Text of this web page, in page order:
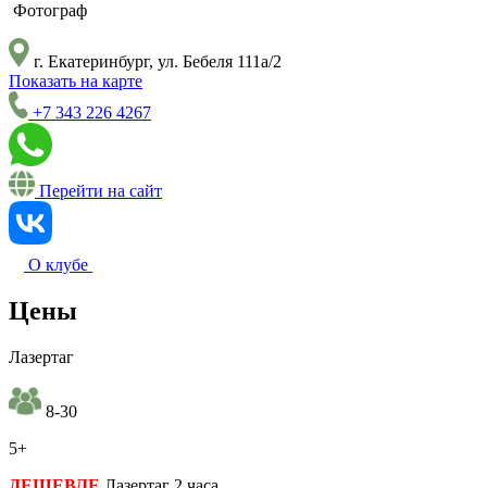
Фотограф
г. Екатеринбург, ул. Бебеля 111а/2
Показать на карте
+7 343 226 4267
Перейти на сайт
О клубе
Цены
Лазертаг
8-30
5+